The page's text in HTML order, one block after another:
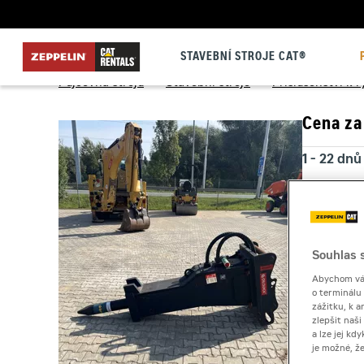
STAVEBNÍ STROJE CAT®
Půjčovna strojů > Stavební stroje > Příslušenství k
Cena
1 - 22 dnů
Kauce
Souhlas
Abychom
o terminálu
zážitku, k
zlepšit naši
a lze jej
je možné,